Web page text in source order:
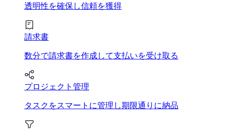
透明性を確保し信頼を獲得
請求書
数分で請求書を作成して支払いを受け取る
プロジェクト管理
タスクをスマートに管理し期限通りに納品